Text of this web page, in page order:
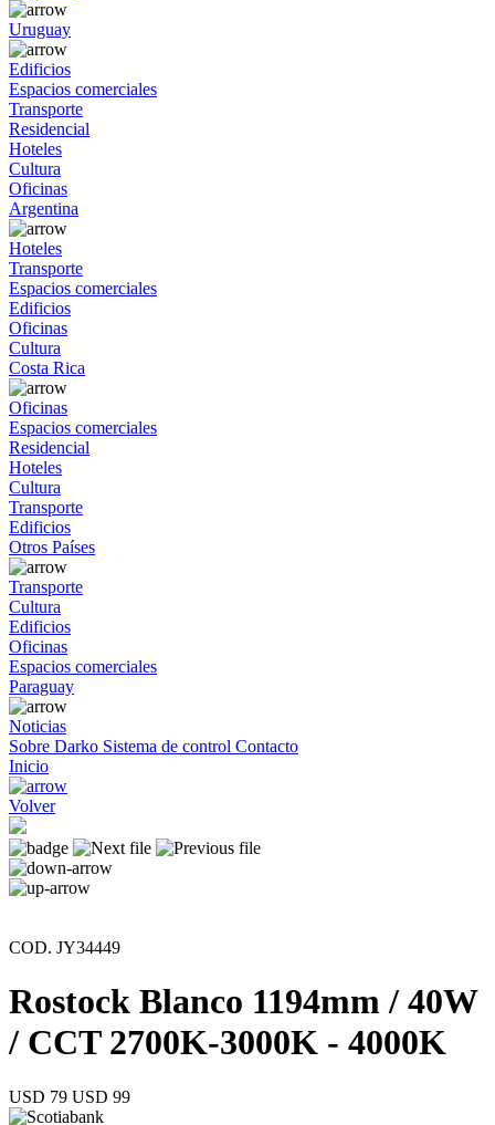
Uruguay
Edificios
Espacios comerciales
Transporte
Residencial
Hoteles
Cultura
Oficinas
Argentina
Hoteles
Transporte
Espacios comerciales
Edificios
Oficinas
Cultura
Costa Rica
Oficinas
Espacios comerciales
Residencial
Hoteles
Cultura
Transporte
Edificios
Otros Países
Transporte
Cultura
Edificios
Oficinas
Espacios comerciales
Paraguay
Noticias
Sobre Darko Sistema de control Contacto
Inicio
Volver
COD. JY34449
Rostock Blanco 1194mm / 40W
/ CCT 2700K-3000K - 4000K
USD 79 USD 99